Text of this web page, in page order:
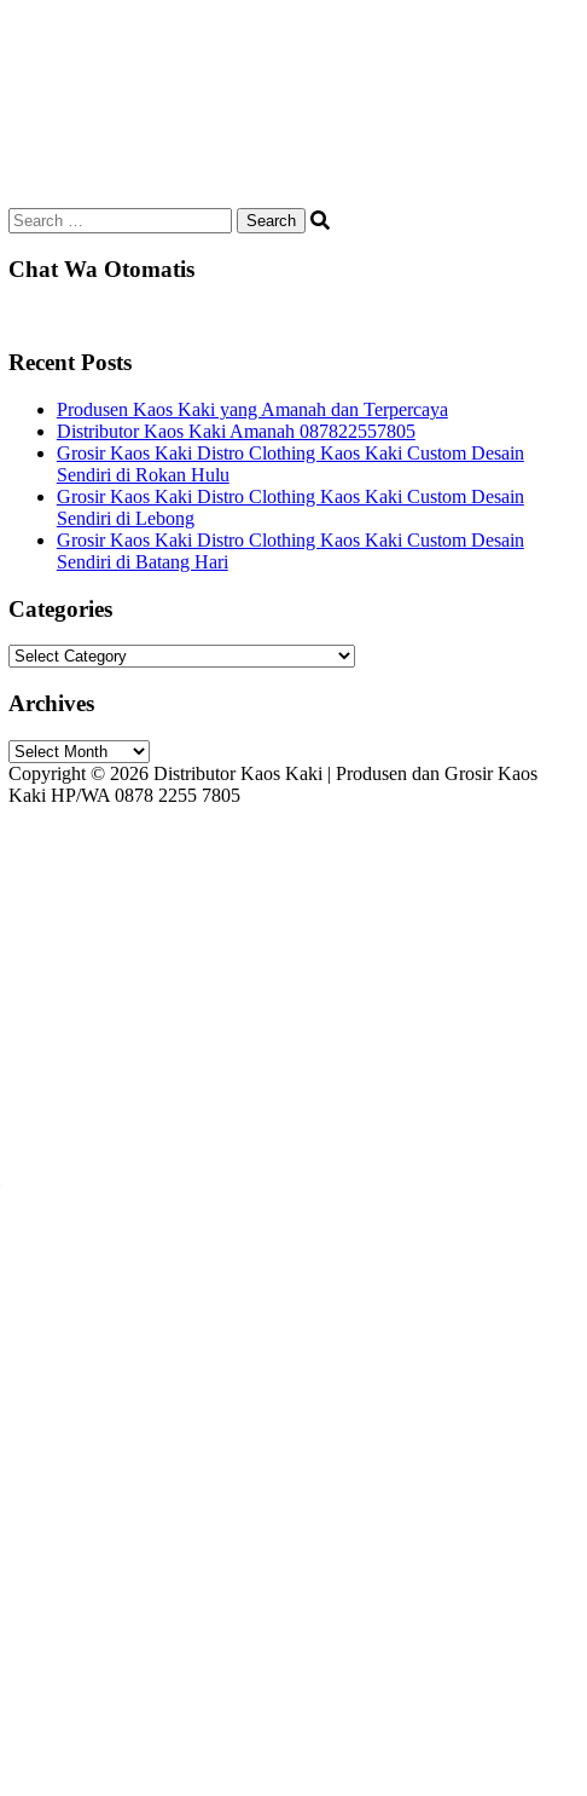
Search
for:
Chat Wa Otomatis
Recent Posts
Produsen Kaos Kaki yang Amanah dan Terpercaya
Distributor Kaos Kaki Amanah 087822557805
Grosir Kaos Kaki Distro Clothing Kaos Kaki Custom Desain
Sendiri di Rokan Hulu
Grosir Kaos Kaki Distro Clothing Kaos Kaki Custom Desain
Sendiri di Lebong
Grosir Kaos Kaki Distro Clothing Kaos Kaki Custom Desain
Sendiri di Batang Hari
Categories
Categories
Archives
Archives
Copyright © 2026 Distributor Kaos Kaki | Produsen dan Grosir Kaos
Kaki HP/WA 0878 2255 7805